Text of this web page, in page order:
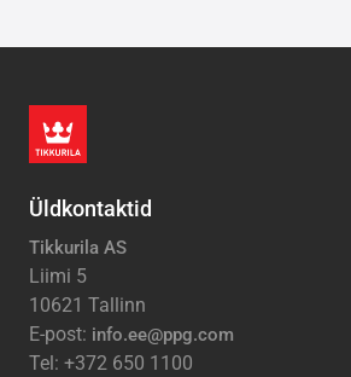
Üldkontaktid
Tikkurila AS
Liimi 5
10621 Tallinn
E-post: info.ee@ppg.com
Tel: +372 650 1100